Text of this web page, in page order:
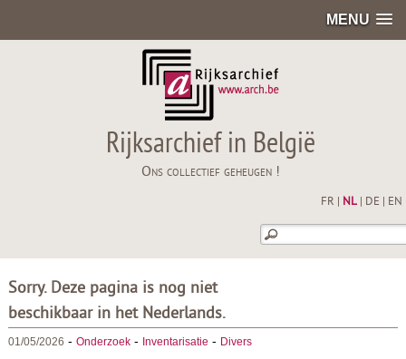
MENU
Rijksarchief in België
Ons collectief geheugen !
FR NL| DE EN
Sorry. Deze pagina is nog niet
beschikbaar in het Nederlands.
01/05/2026 - Onderzoek- Inventarisatie - Divers